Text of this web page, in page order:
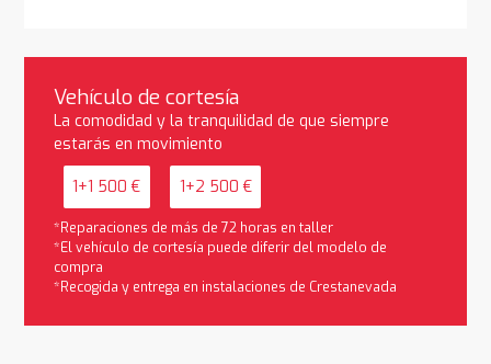
Vehículo de cortesía
La comodidad y la tranquilidad de que siempre
estarás en movimiento
1+1 500 € 1+2 500 €
*Reparaciones de más de 72 horas en taller
*El vehículo de cortesía puede diferir del modelo de
compra
*Recogida y entrega en instalaciones de Crestanevada